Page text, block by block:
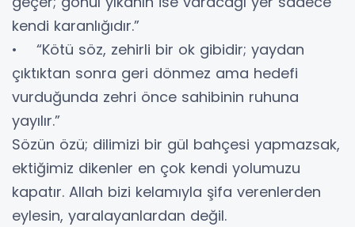
kendi karanlığıdır.”
• “Kötü söz, zehirli bir ok gibidir; yaydan
çıktıktan sonra geri dönmez ama hedefi
vurduğunda zehri önce sahibinin ruhuna
yayılır.”
Sözün özü; dilimizi bir gül bahçesi yapmazsak,
ektiğimiz dikenler en çok kendi yolumuzu
kapatır. Allah bizi kelamıyla şifa verenlerden
eylesin, yaralayanlardan değil.